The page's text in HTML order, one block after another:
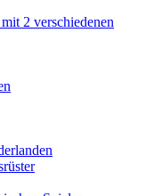
2 verschiedenen